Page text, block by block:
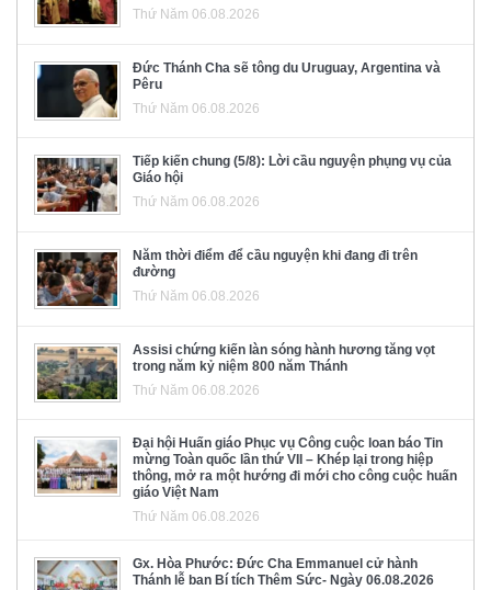
Thứ Năm 06.08.2026
Đức Thánh Cha sẽ tông du Uruguay, Argentina và
Pêru
Thứ Năm 06.08.2026
Tiếp kiến chung (5/8): Lời cầu nguyện phụng vụ của
Giáo hội
Thứ Năm 06.08.2026
Năm thời điểm để cầu nguyện khi đang đi trên
đường
Thứ Năm 06.08.2026
Assisi chứng kiến làn sóng hành hương tăng vọt
trong năm kỷ niệm 800 năm Thánh
Thứ Năm 06.08.2026
Đại hội Huấn giáo Phục vụ Công cuộc loan báo Tin
mừng Toàn quốc lần thứ VII – Khép lại trong hiệp
thông, mở ra một hướng đi mới cho công cuộc huấn
giáo Việt Nam
Thứ Năm 06.08.2026
Gx. Hòa Phước: Đức Cha Emmanuel cử hành
Thánh lễ ban Bí tích Thêm Sức- Ngày 06.08.2026